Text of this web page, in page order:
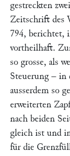
gestreckten
Zeitschrift des
794, berichtet,
vortheilhaft.
so grosse, als
Steuerung –
ausserdem so
erweiterten
nach beiden
gleich ist und
für die